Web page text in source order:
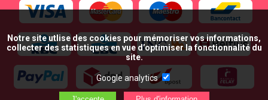
Notre site utlise des cookies pour mémoriser vos informations,
collecter des statistiques en vue d’optimiser la fonctionnalité du
site.
Google analytics